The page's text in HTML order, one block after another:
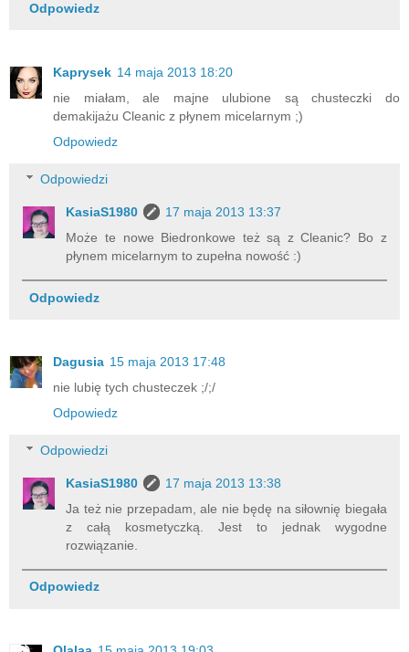
Odpowiedz
Kaprysek 14 maja 2013 18:20
nie miałam, ale majne ulubione są chusteczki do
demakijażu Cleanic z płynem micelarnym ;)
Odpowiedz
Odpowiedzi
KasiaS1980
17 maja 2013 13:37
Może te nowe Biedronkowe też są z Cleanic? Bo z
płynem micelarnym to zupełna nowość :)
Odpowiedz
Dagusia 15 maja 2013 17:48
nie lubię tych chusteczek ;/;/
Odpowiedz
Odpowiedzi
KasiaS1980
17 maja 2013 13:38
Ja też nie przepadam, ale nie będę na siłownię biegała
z całą kosmetyczką. Jest to jednak wygodne
rozwiązanie.
Odpowiedz